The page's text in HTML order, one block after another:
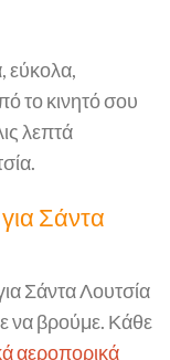
εύκολα,
το κινητό σου
λεπτά
Σάντα
Σάντα Λουτσία
να βρούμε. Κάθε
αεροπορικά